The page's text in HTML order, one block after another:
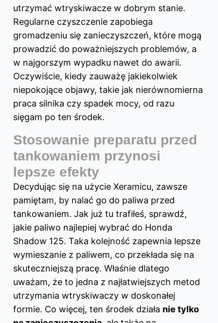
utrzymać wtryskiwacze w dobrym stanie.
Regularne czyszczenie zapobiega
gromadzeniu się zanieczyszczeń, które mogą
prowadzić do poważniejszych problemów, a
w najgorszym wypadku nawet do awarii.
Oczywiście, kiedy zauważę jakiekolwiek
niepokojące objawy, takie jak nierównomierna
praca silnika czy spadek mocy, od razu
sięgam po ten środek.
Stosowanie preparatu przed
tankowaniem przynosi
lepsze efekty
Decydując się na użycie Xeramicu, zawsze
pamiętam, by nalać go do paliwa przed
tankowaniem. Jak już tu trafiłeś, sprawdź,
jakie paliwo najlepiej wybrać do Honda
Shadow 125. Taka kolejność zapewnia lepsze
wymieszanie z paliwem, co przekłada się na
skuteczniejszą pracę. Właśnie dlatego
uważam, że to jedna z najłatwiejszych metod
utrzymania wtryskiwaczy w doskonałej
formie. Co więcej, ten środek działa nie tylko